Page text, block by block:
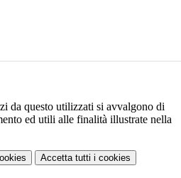
da questo utilizzati si avvalgono di
ed utili alle finalità illustrate nella
Accetta tutti i cookies